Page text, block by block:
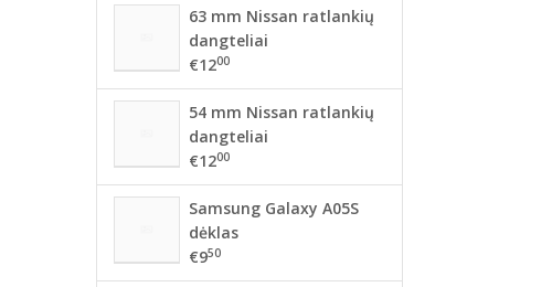
63 mm Nissan ratlankių
dangteliai
€1200
54 mm Nissan ratlankių
dangteliai
€1200
Samsung Galaxy A05S
dėklas
€950